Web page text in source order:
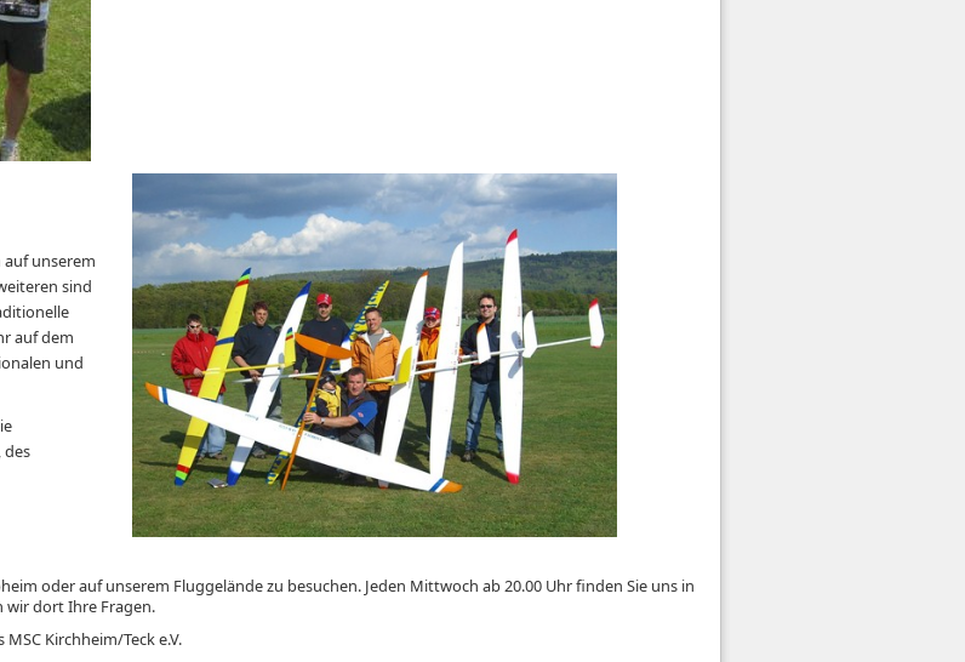
unserem
sind
auf dem
und
oder auf unserem Fluggelände zu besuchen. Jeden Mittwoch ab 20.00 Uhr finden Sie uns in
wir dort Ihre Fragen.
Kirchheim/Teck e.V.